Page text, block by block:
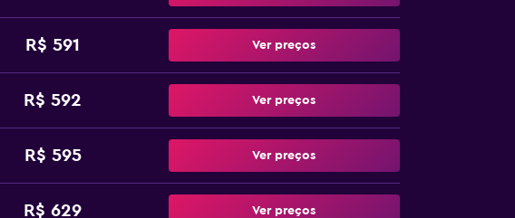
R$ 591 Ver preços
R$ 592 Ver preços
R$ 595 Ver preços
R$ 629 Ver preços